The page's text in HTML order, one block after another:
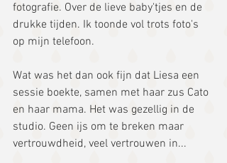
fotografie. Over de lieve baby'tjes en de
drukke tijden. Ik toonde vol trots foto's
op mijn telefoon.
Wat was het dan ook fijn dat Liesa een
sessie boekte, samen met haar zus Cato
en haar mama. Het was gezellig in de
studio. Geen ijs om te breken maar
vertrouwdheid, veel vertrouwen in...